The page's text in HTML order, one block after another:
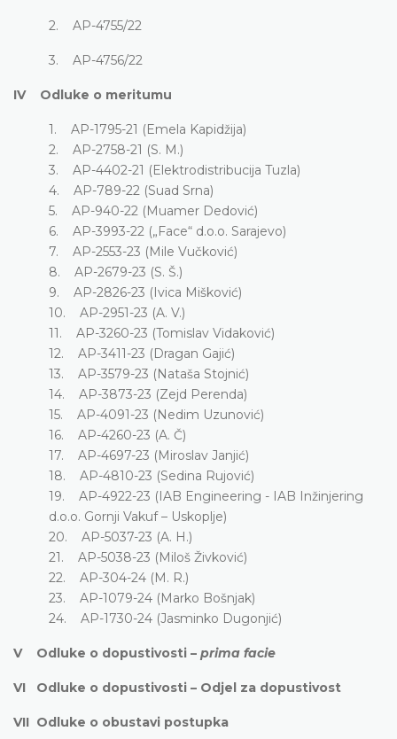
2. AP-4755/22
3. AP-4756/22
IV Odluke o meritumu
1. AP-1795-21 (Emela Kapidžija)
2. AP-2758-21 (S. M.)
3. AP-4402-21 (Elektrodistribucija Tuzla)
4. AP-789-22 (Suad Srna)
5. AP-940-22 (Muamer Dedović)
6. AP-3993-22 („Face“ d.o.o. Sarajevo)
7. AP-2553-23 (Mile Vučković)
8. AP-2679-23 (S. Š.)
9. AP-2826-23 (Ivica Mišković)
10. AP-2951-23 (A. V.)
11. AP-3260-23 (Tomislav Vidaković)
12. AP-3411-23 (Dragan Gajić)
13. AP-3579-23 (Nataša Stojnić)
14. AP-3873-23 (Zejd Perenda)
15. AP-4091-23 (Nedim Uzunović)
16. AP-4260-23 (A. Č)
17. AP-4697-23 (Miroslav Janjić)
18. AP-4810-23 (Sedina Rujović)
19. AP-4922-23 (IAB Engineering - IAB Inžinjering
d.o.o. Gornji Vakuf – Uskoplje)
20. AP-5037-23 (A. H.)
21. AP-5038-23 (Miloš Živković)
22. AP-304-24 (M. R.)
23. AP-1079-24 (Marko Bošnjak)
24. AP-1730-24 (Jasminko Dugonjić)
V Odluke o dopustivosti – prima facie
VI Odluke o dopustivosti – Odjel za dopustivost
VII Odluke o obustavi postupka